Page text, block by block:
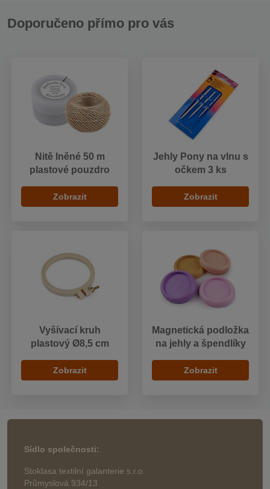
Doporučeno přímo pro vás
Nitě lněné 50 m
plastové pouzdro
Zobrazit
Jehly Pony na vlnu s
očkem 3 ks
Zobrazit
Vyšívací kruh
plastový Ø8,5 cm
Zobrazit
Magnetická podložka
na jehly a špendlíky
Zobrazit
Sídlo společnosti:
Stoklasa textilní galanterie s.r.o.
Průmyslová 934/13